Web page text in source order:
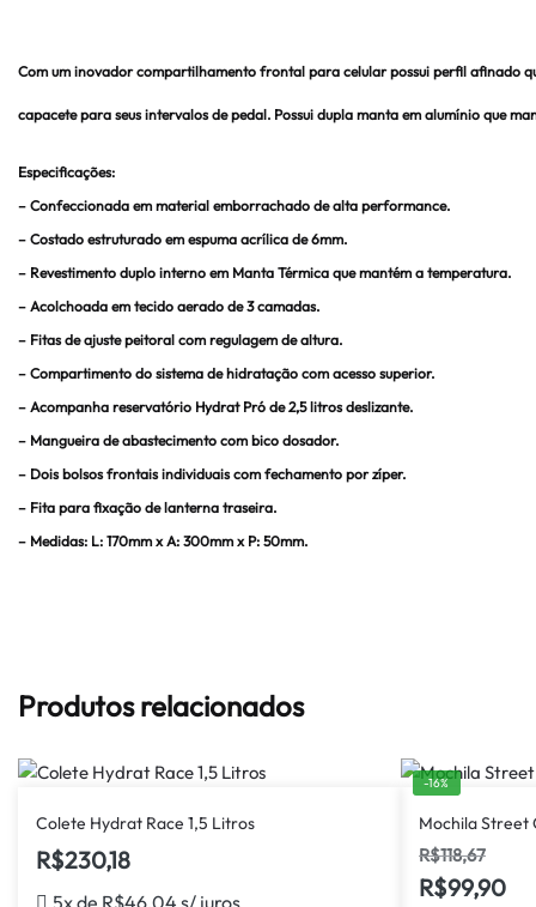
Com um inovador compartilhamento frontal para celular possui perfil afinado
capacete para seus intervalos de pedal. Possui dupla manta em alumínio que
Especificações:
– Confeccionada em material emborrachado de alta performance.
– Costado estruturado em espuma acrílica de 6mm.
– Revestimento duplo interno em Manta Térmica que mantém a temperatura.
– Acolchoada em tecido aerado de 3 camadas.
– Fitas de ajuste peitoral com regulagem de altura.
– Compartimento do sistema de hidratação com acesso superior.
– Acompanha reservatório Hydrat Pró de 2,5 litros deslizante.
– Mangueira de abastecimento com bico dosador.
– Dois bolsos frontais individuais com fechamento por zíper.
– Fita para fixação de lanterna traseira.
– Medidas: L: 170mm x A: 300mm x P: 50mm.
Produtos relacionados
Colete Hydrat Race 1,5 Litros
R$230,18
5x de R$46,04 s/ juros
-16%
Mochila Street
R$118,67
R$99,90